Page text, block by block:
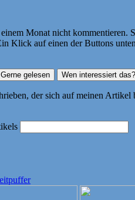
Monat nicht kommentieren.
auf einen der Buttons unten
der sich auf meinen